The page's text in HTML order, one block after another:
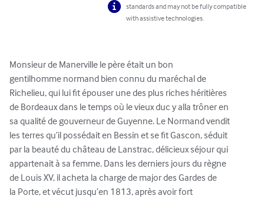
standards and may not be fully compatible
with assistive technologies.
Monsieur de Manerville le père était un bon
gentilhomme normand bien connu du maréchal de
Richelieu, qui lui fit épouser une des plus riches héritières
de Bordeaux dans le temps où le vieux duc y alla trôner en
sa qualité de gouverneur de Guyenne. Le Normand vendit
les terres qu’il possédait en Bessin et se fit Gascon, séduit
par la beauté du château de Lanstrac, délicieux séjour qui
appartenait à sa femme. Dans les derniers jours du règne
de Louis XV, il acheta la charge de major des Gardes de
la Porte, et vécut jusqu’en 1813, après avoir fort